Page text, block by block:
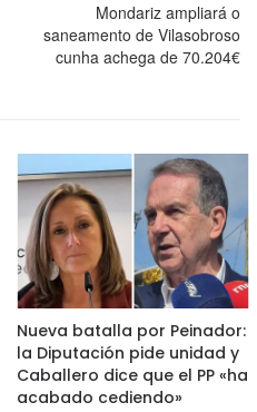
Mondariz ampliará o
saneamento de Vilasobroso
cunha achega de 70.204€
Nueva batalla por Peinador:
la Diputación pide unidad y
Caballero dice que el PP «ha
acabado cediendo»